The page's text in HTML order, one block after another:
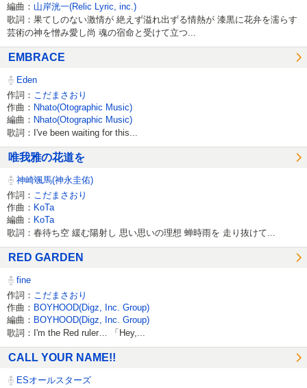
編曲： 山岸洸一(Relic Lyric, inc.)
歌詞：果てしのない激情が 絶えず溢れ出ずる情熱が 漆黒に花弁を濡らす
芸術の神を憎み愛し尚 魂の宿命と受けて立つ...
EMBRACE
Eden
作詞： こだまさおり
作曲： Nhato(Otographic Music)
編曲： Nhato(Otographic Music)
歌詞：I've been waiting for this...
唯我雅の花道を
神崎颯馬(神永圭佑)
作詞： こだまさおり
作曲： KoTa
編曲： KoTa
歌詞：春待ち空 緩む陽射し 思い思いの理想 蝉時雨を 走り抜けて...
RED GARDEN
fine
作詞： こだまさおり
作曲： BOYHOOD(Digz, Inc. Group)
編曲： BOYHOOD(Digz, Inc. Group)
歌詞：I'm the Red ruler… 「Hey,...
CALL YOUR NAME!!
ESオールスターズ